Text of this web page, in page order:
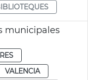
municipales
VALENCIA